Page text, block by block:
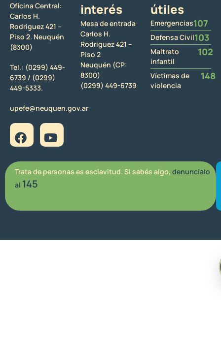
Oficina Central:
Carlos H.
Rodriguez 421 –
Piso 2. Neuquén
(8300)
Tel.: (0299) 449-
6739 / (0299)
449-5333.
upefe@neuquen.gov.ar
interés
Mesa de entrada
Carlos H.
Rodriguez 421 –
Piso 2
Neuquén (CP:
8300)
(0299) 449-6739
útiles
Emergencias107
Defensa Civil103
Maltrato
infantil
102
Víctimas de
violencia
148
Trata de personas es esclavitud. Si sabés algo, denuncialo
al 145